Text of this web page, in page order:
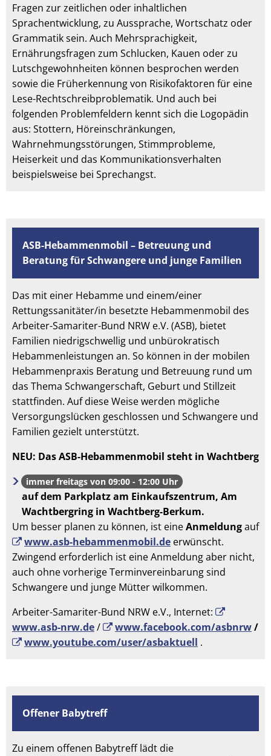
Fragen zur zeitlichen oder inhaltlichen
Sprachentwicklung, zu Aussprache, Wortschatz oder
Grammatik sein. Auch Mehrsprachigkeit,
Ernährungsfragen zum Schlucken, Kauen oder zu
Lutschgewohnheiten können besprochen werden
sowie die Früherkennung von Risikofaktoren für eine
Lese-Rechtschreibproblematik. Und auch bei
folgenden Problemfeldern kennt sich die Logopädin
aus: Stottern, Höreinschränkungen,
Wahrnehmungsstörungen, Stimmprobleme,
Heiserkeit und das Kommunikationsverhalten
beispielsweise bei Sprechangst.
ASB-Hebammenmobil – Betreuung und
Beratung für Schwangere und junge Familien
Das mit einer Hebamme und einem/einer
Rettungssanitäter/in besetzte Hebammenmobil des
Arbeiter-Samariter-Bund NRW e.V. (ASB), bietet
Familien niedrigschwellig und unbürokratisch
Hebammenleistungen an. So können in der mobilen
Hebammenpraxis Beratung und Betreuung rund um
das Thema Schwangerschaft, Geburt und Stillzeit
stattfinden. Auf diese Weise werden mögliche
Versorgungslücken geschlossen und Schwangere und
Familien gezielt unterstützt.
NEU: Das ASB-Hebammenmobil steht in Wachtberg
immer freitags von 09:00 - 12:00 Uhr
auf dem Parkplatz am Einkaufszentrum, Am
Wachtbergring in Wachtberg-Berkum.
Um besser planen zu können, ist eineAnmeldungauf
www.asb-hebammenmobil.de erwünscht.
Zwingend erforderlich ist eine Anmeldung aber nicht,
auch ohne vorherige Terminvereinbarung sind
Schwangere und junge Mütter wilkommen.
Arbeiter-Samariter-Bund NRW e.V., Internet:
www.asb-nrw.de/ www.facebook.com/asbnrw/
www.youtube.com/user/asbaktuell .
Offener Babytreff
Zu einem offenen Babytreff lädt die